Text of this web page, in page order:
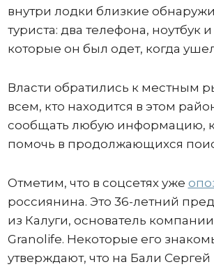
внутри лодки близкие
туриста: два телефона, ноутбук
которые он был одет, когда
Власти обратились к местным
всем, кто находится в этом
сообщать любую информацию,
помочь в продолжающихся
Отметим, что в соцсетях уже
россиянина. Это 36-летний
из Калуги, основатель
Granolife. Некоторые его
утверждают, что на Бали Сергей